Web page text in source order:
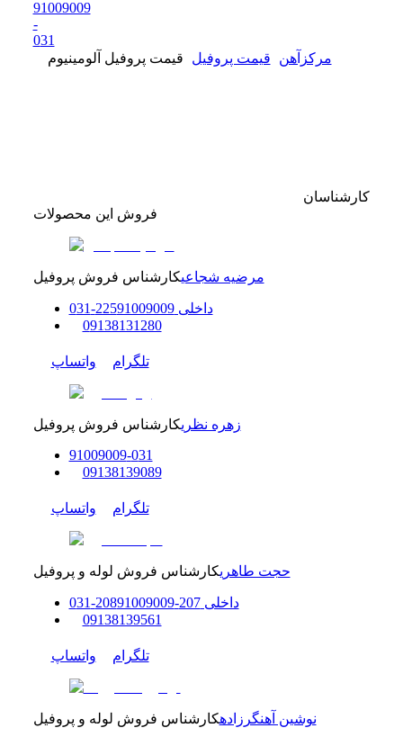
91009009
-
031
مرکزآهن
قیمت پروفیل قیمت پروفیل آلومینیوم
کارشناسان
فروش این محصولات
مرضیه شجاعیکارشناس فروش پروفیل
داخلی 22591009009
-
031
09138131280
تلگرام واتساپ
زهره نظریکارشناس فروش پروفیل
91009009-031
09138139089
تلگرام واتساپ
حجت طاهریکارشناس فروش لوله و پروفیل
داخلی207-208
91009009
-
031
09138139561
تلگرام واتساپ
نوشین آهنگرزادهکارشناس فروش لوله و پروفیل